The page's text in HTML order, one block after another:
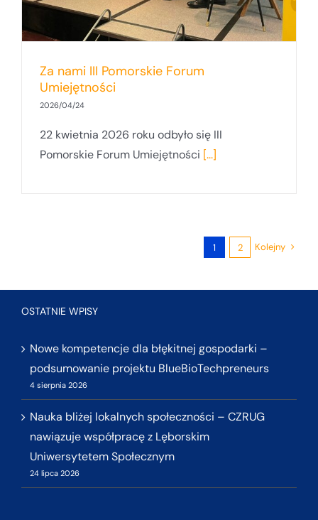
Za nami III Pomorskie Forum
Umiejętności
2026/04/24
22 kwietnia 2026 roku odbyło się III
Pomorskie Forum Umiejętności [...]
1 2 Kolejny
OSTATNIE WPISY
Nowe kompetencje dla błękitnej gospodarki –
podsumowanie projektu BlueBioTechpreneurs
4 sierpnia 2026
Nauka bliżej lokalnych społeczności – CZRUG
nawiązuje współpracę z Lęborskim
Uniwersytetem Społecznym
24 lipca 2026